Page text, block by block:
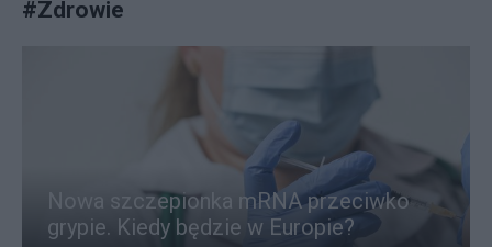
#Zdrowie
Nowa szczepionka mRNA przeciwko
grypie. Kiedy będzie w Europie?